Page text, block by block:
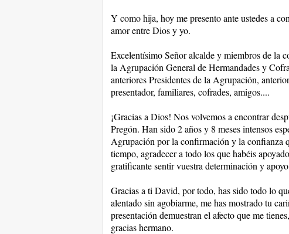
Y como hija, hoy me presento ante ustedes a
amor entre Dios y yo.
Excelentísimo Señor alcalde y miembros de la
la Agrupación General de Hermandades y
anteriores Presidentes de la Agrupación,
presentador, familiares, cofrades, amigos....
¡Gracias a Dios! Nos volvemos a encontrar
Pregón. Han sido 2 años y 8 meses intensos
Agrupación por la confirmación y la confianza
tiempo, agradecer a todo los que habéis
gratificante sentir vuestra determinación y
Gracias a ti David, por todo, has sido todo lo
alentado sin agobiarme, me has mostrado tu
presentación demuestran el afecto que me
gracias hermano.